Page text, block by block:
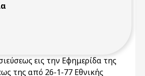
εις την Εφημερίδα της
της από 26-1-77 Εθνικής